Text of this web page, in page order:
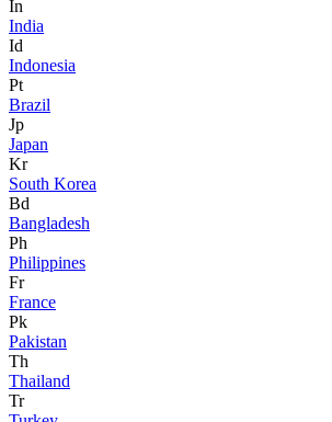
In
India
Id
Indonesia
Pt
Brazil
Jp
Japan
Kr
South Korea
Bd
Bangladesh
Ph
Philippines
Fr
France
Pk
Pakistan
Th
Thailand
Tr